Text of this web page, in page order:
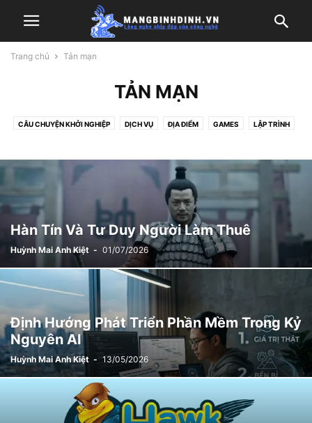
Trang chủ Tản mạn
TẢN MẠN
CÂU CHUYỆN KHỞI NGHIỆP DỊCH VỤ ĐỊA ĐIỂM GAMES LẬP TRÌNH
THƯ VIỆN VIỆC LÀM
Hàn Tín Và Tư Duy Người Làm Thuê
Huỳnh Mai Anh Kiệt - 01/07/2026
Định Hướng Phát Triển Phần Mềm Trong Kỷ
Nguyên AI
Huỳnh Mai Anh Kiệt - 13/05/2026